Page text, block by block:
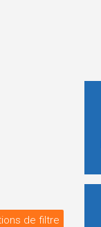
de filtre